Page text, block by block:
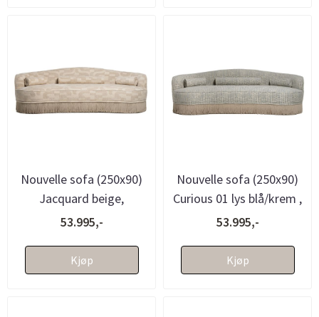
Nouvelle sofa (250x90)
Jacquard beige,
avtagbare frynser -
53.995,-
Kjøp
Nouvelle sofa (250x90)
Curious 01 lys blå/krem ,
avtagbare frynser - ....
53.995,-
Kjøp